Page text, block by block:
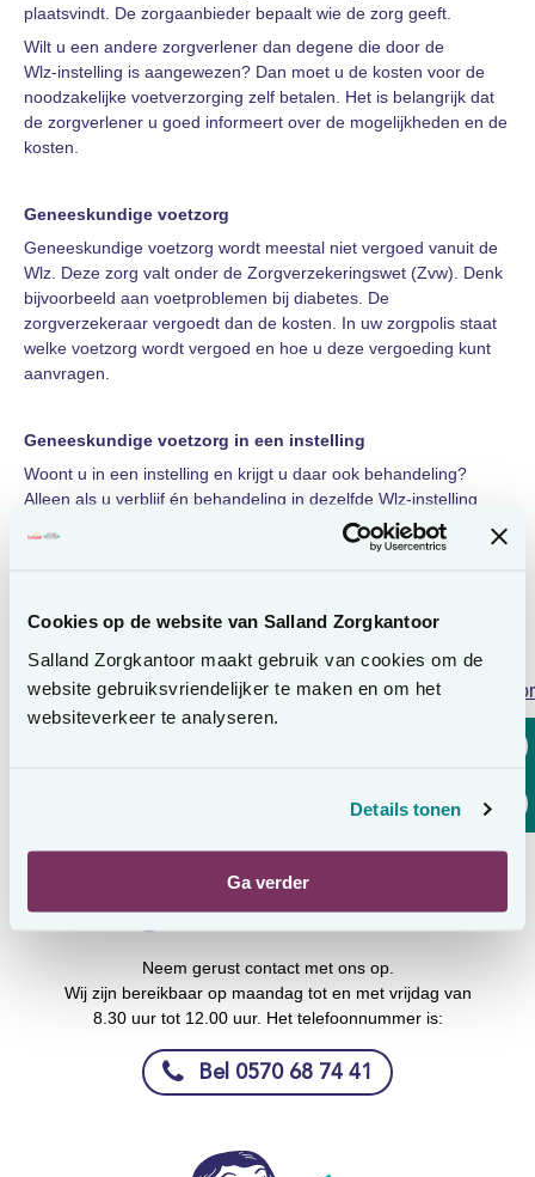
Cookies op de website van Salland Zorgkantoor
Salland Zorgkantoor maakt gebruik van cookies om de
website gebruiksvriendelijker te maken en om het
websiteverkeer te analyseren.
Details tonen
Ga verder
Lees voor
plaatsvindt. De zorgaanbieder bepaalt wie de zorg geeft.
Wilt u een andere zorgverlener dan degene die door de
Wlz‑instelling is aangewezen? Dan moet u de kosten voor de
noodzakelijke voetverzorging zelf betalen. Het is belangrijk dat
de zorgverlener u goed informeert over de mogelijkheden en de
kosten.
Geneeskundige voetzorg
Geneeskundige voetzorg wordt meestal niet vergoed vanuit de
Wlz. Deze zorg valt onder de Zorgverzekeringswet (Zvw). Denk
bijvoorbeeld aan voetproblemen bij diabetes. De
zorgverzekeraar vergoedt dan de kosten. In uw zorgpolis staat
welke voetzorg wordt vergoed en hoe u deze vergoeding kunt
aanvragen.
Geneeskundige voetzorg in een instelling
Woont u in een instelling en krijgt u daar ook behandeling?
Alleen als u verblijf én behandeling in dezelfde Wlz‑instelling
krijgt, vallen de kosten voor geneeskundige voetzorg wel onder
Voetzorg en pgb
Heeft u een persoonsgebonden budget (pgb)? Dan mag u
noodzakelijke voetverzorging vanuit uw budget betalen.
U mag uw pgb niet gebruiken voor:
Niet gevonden wat u zocht?
Neem gerust contact met ons op.
Wij zijn bereikbaar op maandag tot en met vrijdag van
8.30 uur tot 12.00 uur. Het telefoonnummer is:
Bel 0570 68 74 41